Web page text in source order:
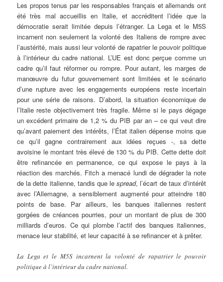
Les propos tenus par les responsables français et allemands ont
été très mal accueillis en Italie, et accréditent l’idée que la
démocratie serait limitée depuis l’étranger. La Lega et le M5S
incarnent non seulement la volonté des Italiens de rompre avec
l’austérité, mais aussi leur volonté de rapatrier le pouvoir politique
à l’intérieur du cadre national. L’UE est donc perçue comme un
cadre qu’il faut réformer ou rompre. Pour autant, les marges de
manœuvre du futur gouvernement sont limitées et le scénario
d’une rupture avec les engagements européens reste incertain
pour une série de raisons. D’abord, la situation économique de
l’Italie reste objectivement très fragile. Même si le pays dégage
un excédent primaire de 1,2 % du PIB par an – ce qui veut dire
qu’avant paiement des intérêts, l’État italien dépense moins que
ce qu’il gagne contrairement aux idées reçues -, sa dette
avoisine le montant très élevé de 130 % du PIB. Cette dette doit
être refinancée en permanence, ce qui expose le pays à la
réaction des marchés. Fitch a menacé lundi de dégrader la note
de la dette italienne, tandis que lespread, l’écart de taux d’intérêt
avec l’Allemagne, a sensiblement augmenté pour atteindre 180
points de base. Par ailleurs, les banques italiennes restent
gorgées de créances pourries, pour un montant de plus de 300
milliards d’euros. Ce qui plombe l’actif des banques italiennes,
menace leur stabilité, et leur capacité à se refinancer et à prêter.
La Lega et le M5S incarnent la volonté de rapatrier le pouvoir
politique à l’intérieur du cadre national.